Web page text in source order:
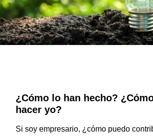
¿Cómo lo han hecho?
hacer yo?
Si soy empresario, ¿cómo puedo